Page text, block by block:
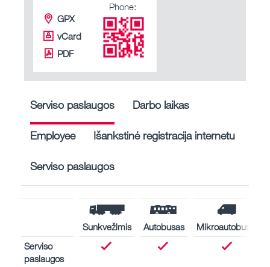
GPX
vCard
PDF
Phone:
Serviso paslaugos Darbo laikas
Employee Išankstinė registracija internetu
Serviso paslaugos
Sunkvežimis Autobusas
Mikroautobusas
Serviso
paslaugos